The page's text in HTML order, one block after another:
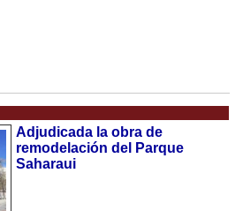
Adjudicada la obra de
remodelación del Parque
Saharaui